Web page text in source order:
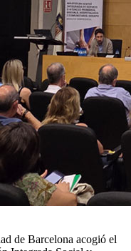
de Barcelona acogió el